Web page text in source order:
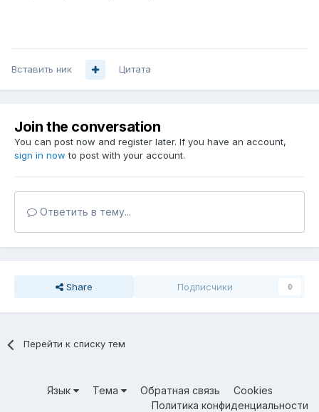
Вставить ник Цитата
Join the conversation
You can post now and register later. If you have an account,
sign in now to post with your account.
Ответить в тему...
Share Подписчики 0
Перейти к списку тем
Язык Тема Обратная связь
Cookies
Политика конфиденциальности